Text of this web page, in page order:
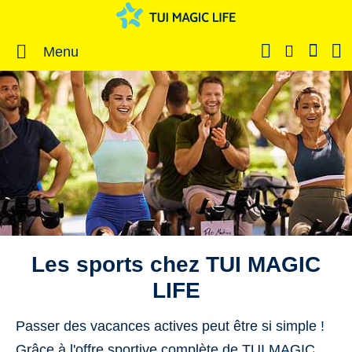
Menu
Les sports chez TUI MAGIC
LIFE
Passer des vacances actives peut être si simple !